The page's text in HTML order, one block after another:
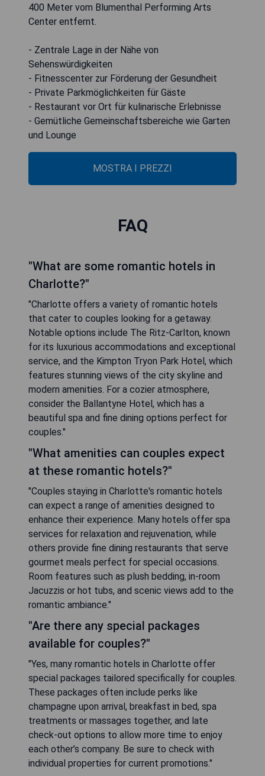
400 Meter vom Blumenthal Performing Arts
Center entfernt.
- Zentrale Lage in der Nähe von
Sehenswürdigkeiten
- Fitnesscenter zur Förderung der Gesundheit
- Private Parkmöglichkeiten für Gäste
- Restaurant vor Ort für kulinarische Erlebnisse
- Gemütliche Gemeinschaftsbereiche wie Garten
und Lounge
MOSTRA I PREZZI
FAQ
"What are some romantic hotels in
Charlotte?"
"Charlotte offers a variety of romantic hotels
that cater to couples looking for a getaway.
Notable options include The Ritz-Carlton, known
for its luxurious accommodations and exceptional
service, and the Kimpton Tryon Park Hotel, which
features stunning views of the city skyline and
modern amenities. For a cozier atmosphere,
consider the Ballantyne Hotel, which has a
beautiful spa and fine dining options perfect for
couples."
"What amenities can couples expect
at these romantic hotels?"
"Couples staying in Charlotte's romantic hotels
can expect a range of amenities designed to
enhance their experience. Many hotels offer spa
services for relaxation and rejuvenation, while
others provide fine dining restaurants that serve
gourmet meals perfect for special occasions.
Room features such as plush bedding, in-room
Jacuzzis or hot tubs, and scenic views add to the
romantic ambiance."
"Are there any special packages
available for couples?"
"Yes, many romantic hotels in Charlotte offer
special packages tailored specifically for couples.
These packages often include perks like
champagne upon arrival, breakfast in bed, spa
treatments or massages together, and late
check-out options to allow more time to enjoy
each other’s company. Be sure to check with
individual properties for current promotions."